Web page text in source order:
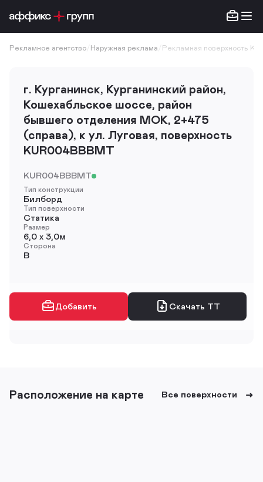
Рекламное агентство Наружная реклама Рекламная поверхность
г. Курганинск, Курганинский район,
Кошехабльское шоссе, район
бывшего отделения МОК, 2+475
(справа), к ул. Луговая, поверхность
KUR004BBBMT
KUR004BBBMT
Тип конструкции
Билборд
Тип поверхности
Статика
Размер
6,0 х 3,0м
Сторона
B
Добавить Скачать ТТ
Расположение на карте Все поверхности